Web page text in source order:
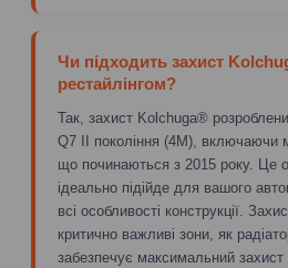
Чи підходить захист
рестайлінгом?
Так, захист Kolchuga®
Q7 II покоління (4M), включаючи
що починаються з 2015 року. Це
ідеально підійде для вашого
всі особливості конструкції.
критично важливі зони, як
забезпечує максимальний захист